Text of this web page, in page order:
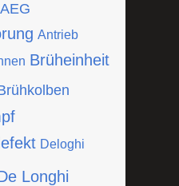
AEG
Antrieb
Brüheinheit
Deloghi
Longhi